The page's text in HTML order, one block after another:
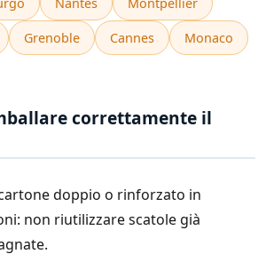
Grenoble Cannes Monaco
correttamente il
doppio o rinforzato in
non riutilizzare scatole già